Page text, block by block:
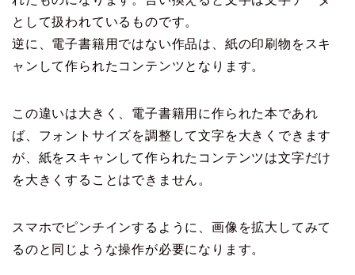
として扱われているものです。
逆に、電子書籍用ではない作品は、紙の印刷物をスキ
ャンして作られたコンテンツとなります。
この違いは大きく、電子書籍用に作られた本であれ
ば、フォントサイズを調整して文字を大きくできます
が、紙をスキャンして作られたコンテンツは文字だけ
を大きくすることはできません。
スマホでピンチインするように、画像を拡大してみて
るのと同じような操作が必要になります。